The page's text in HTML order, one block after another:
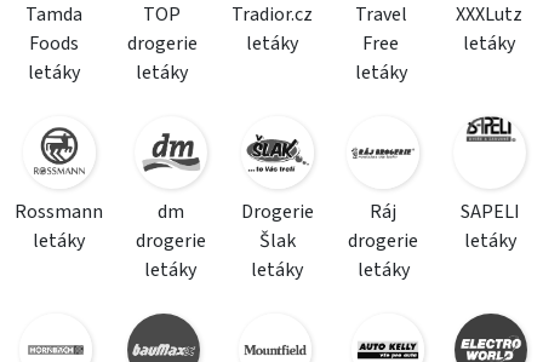
Tamda
Foods
letáky
TOP
drogerie
letáky
Tradior.cz
letáky
Travel
Free
letáky
XXXLutz
letáky
Rossmann
letáky
dm
drogerie
letáky
Drogerie
Šlak
letáky
Ráj
drogerie
letáky
SAPELI
letáky